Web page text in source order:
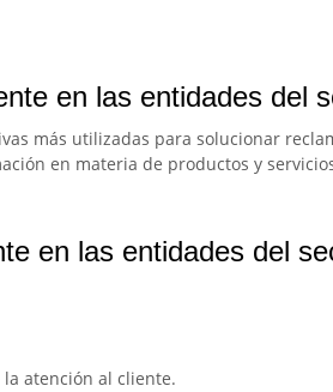
en las entidades del
más utilizadas para solucionar
en materia de productos y
en las entidades del
atención al cliente.